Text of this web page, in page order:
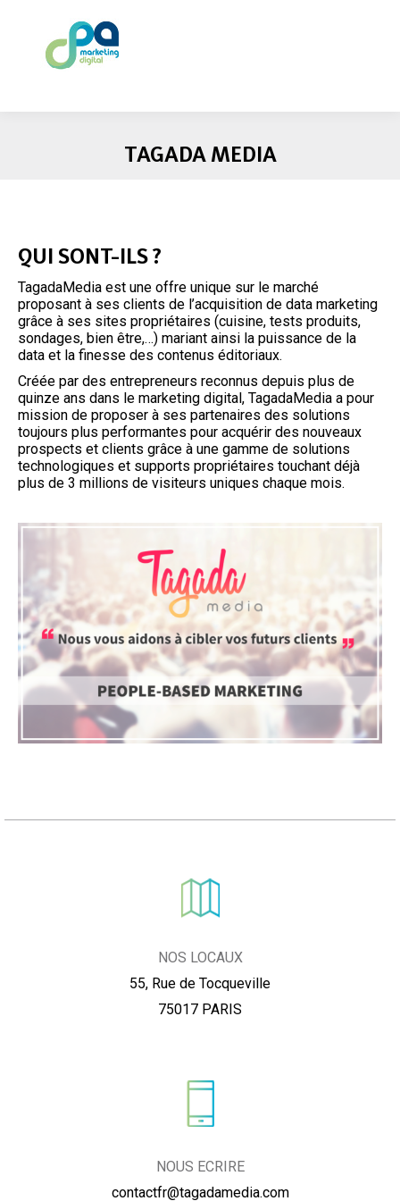
TAGADA MEDIA
QUI SONT-ILS ?
TagadaMedia est une offre unique sur le marché
proposant à ses clients de l’acquisition de data marketing
grâce à ses sites propriétaires (cuisine, tests produits,
sondages, bien être,…) mariant ainsi la puissance de la
data et la finesse des contenus éditoriaux.
Créée par des entrepreneurs reconnus depuis plus de
quinze ans dans le marketing digital, TagadaMedia a pour
mission de proposer à ses partenaires des solutions
toujours plus performantes pour acquérir des nouveaux
prospects et clients grâce à une gamme de solutions
technologiques et supports propriétaires touchant déjà
plus de 3 millions de visiteurs uniques chaque mois.
NOS LOCAUX
55, Rue de Tocqueville
75017 PARIS
NOUS ECRIRE
contactfr@tagadamedia.com